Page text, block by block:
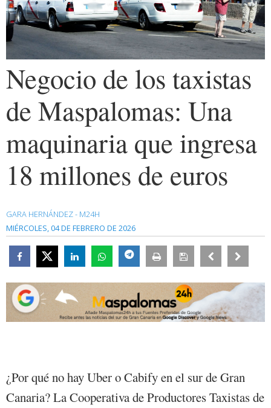
Negocio de los taxistas
de Maspalomas: Una
maquinaria que ingresa
18 millones de euros
GARA HERNÁNDEZ - M24H
MIÉRCOLES, 04 DE FEBRERO DE 2026
¿Por qué no hay Uber o Cabify en el sur de Gran
Canaria? La Cooperativa de Productores Taxistas de